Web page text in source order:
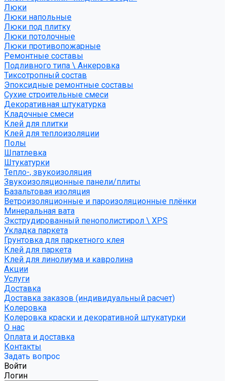
Люки
Люки напольные
Люки под плитку
Люки потолочные
Люки противопожарные
Ремонтные составы
Подливного типа \ Анкеровка
Тиксотропный состав
Эпоксидные ремонтные составы
Сухие строительные смеси
Декоративная штукатурка
Кладочные смеси
Клей для плитки
Клей для теплоизоляции
Полы
Шпатлевка
Штукатурки
Тепло-, звукоизоляция
Звукоизоляционные панели/плиты
Базальтовая изоляция
Ветроизоляционные и пароизоляционные плёнки
Минеральная вата
Экструдированный пенополистирол \ XPS
Укладка паркета
Грунтовка для паркетного клея
Клей для паркета
Клей для линолиума и кавролина
Акции
Услуги
Доставка
Доставка заказов (индивидуальный расчет)
Колеровка
Колеровка краски и декоративной штукатурки
О нас
Оплата и доставка
Контакты
Задать вопрос
Войти
Логин